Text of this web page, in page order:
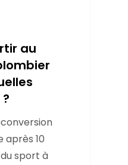
au
après 10
sport à